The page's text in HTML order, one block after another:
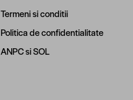
Termeni si conditii
Politica de confidentialitate
ANPCsiSOL